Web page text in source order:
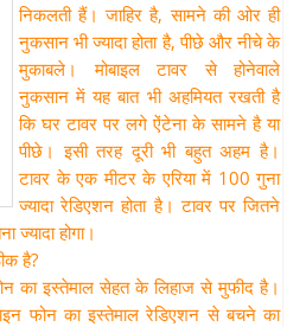
निकलती हैं। जाहिर है, सामने की ओर ही
नुकसान भी ज्यादा होता है, पीछे और नीचे के
मुकाबले। मोबाइल टावर से होनेवाले
नुकसान में यह बात भी अहमियत रखती है
कि घर टावर पर लगे ऐंटेना के सामने है या
पीछे। इसी तरह दूरी भी बहुत अहम है।
टावर के एक मीटर के एरिया में 100 गुना
ज्यादा रेडिएशन होता है। टावर पर जितने
ज्यादा होगा।
है?
का इस्तेमाल सेहत के लिहाज से मुफीद है।
फोन का इस्तेमाल रेडिएशन से बचने का